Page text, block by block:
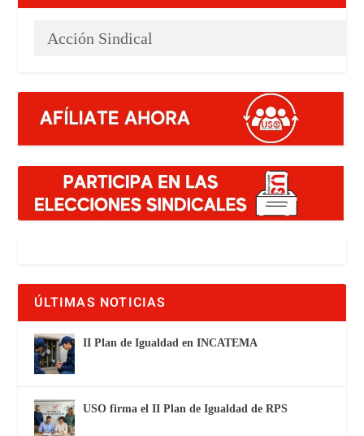
ÚLTIMAS NOTICIAS
II Plan de Igualdad en INCATEMA
USO firma el II Plan de Igualdad de RPS